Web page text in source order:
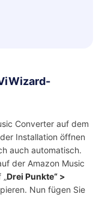
Converter auf dem
Installation öffnen
auch automatisch.
der Amazon Music
„Drei Punkte“ >
Nun fügen Sie